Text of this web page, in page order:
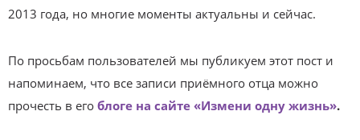
2013 года, но многие моменты актуальны и сейчас.
По просьбам пользователей мы публикуем этот пост и
напоминаем, что все записи приёмного отца можно
прочесть в его блоге на сайте «Измени одну жизнь».